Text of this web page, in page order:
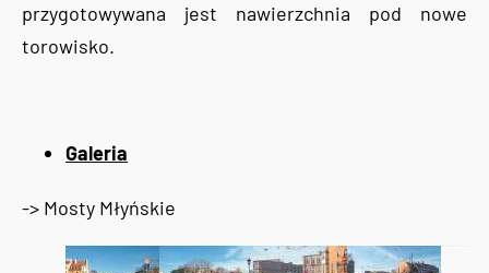
przygotowywana jest nawierzchnia pod nowe
torowisko.
Galeria
-> Mosty Młyńskie